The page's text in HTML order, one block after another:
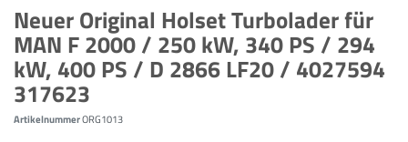
Neuer Original Holset Turbolader für
MAN F 2000 / 250 kW, 340 PS / 294
kW, 400 PS / D 2866 LF20 / 4027594
317623
ArtikelnummerORG1013